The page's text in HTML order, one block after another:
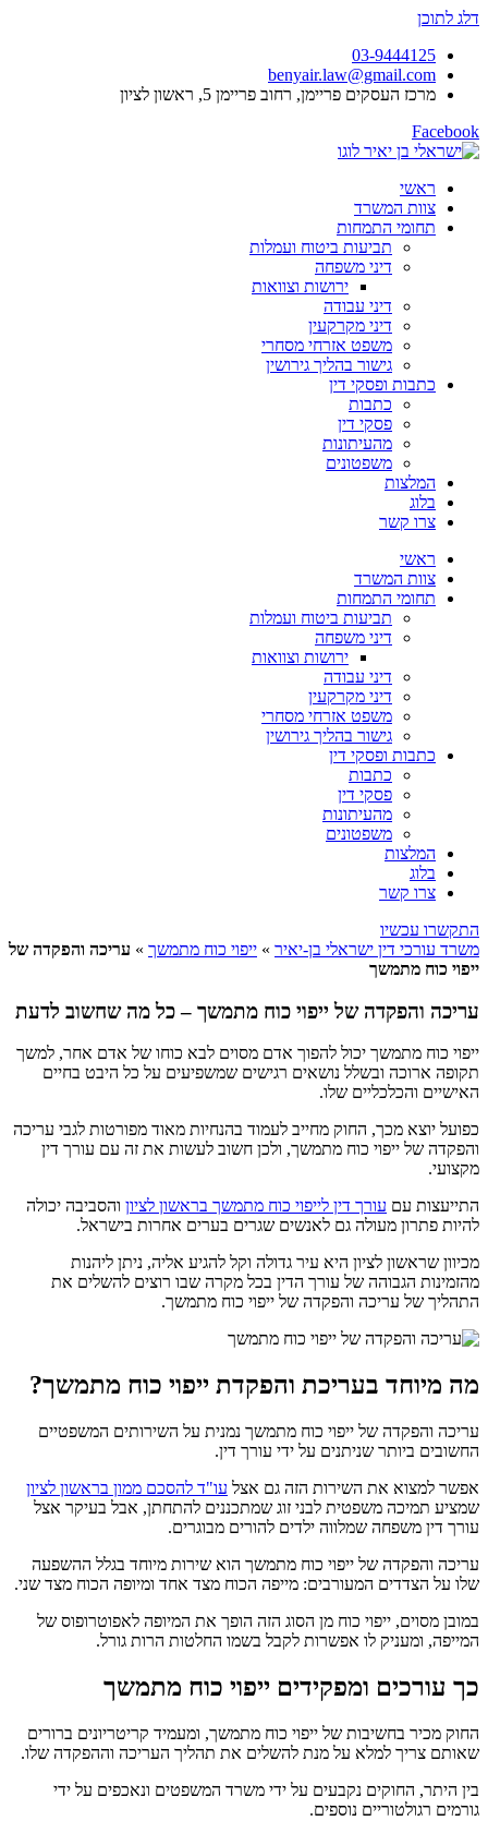
דלג לתוכן
03-9444125
benyair.law@gmail.com
מרכז העסקים פריימן, רחוב פריימן 5, ראשון לציון
Facebook
ראשי
צוות המשרד
תחומי התמחות
תביעות ביטוח ועמלות
דיני משפחה
ירושות וצוואות
דיני עבודה
דיני מקרקעין
משפט אזרחי מסחרי
גישור בהליך גירושין
כתבות ופסקי דין
כתבות
פסקי דין
מהעיתונות
משפטונים
המלצות
בלוג
צרו קשר
ראשי
צוות המשרד
תחומי התמחות
תביעות ביטוח ועמלות
דיני משפחה
ירושות וצוואות
דיני עבודה
דיני מקרקעין
משפט אזרחי מסחרי
גישור בהליך גירושין
כתבות ופסקי דין
כתבות
פסקי דין
מהעיתונות
משפטונים
המלצות
בלוג
צרו קשר
התקשרו עכשיו
משרד עורכי דין ישראלי בן-יאיר » ייפוי כוח מתמשך » עריכה והפקדה של
ייפוי כוח מתמשך
עריכה והפקדה של ייפוי כוח מתמשך – כל מה שחשוב לדעת
ייפוי כוח מתמשך יכול להפוך אדם מסוים לבא כוחו של אדם אחר, למשך
תקופה ארוכה ובשלל נושאים רגישים שמשפיעים על כל היבט בחיים
האישיים והכלכליים שלו.
כפועל יוצא מכך, החוק מחייב לעמוד בהנחיות מאוד מפורטות לגבי עריכה
והפקדה של ייפוי כוח מתמשך, ולכן חשוב לעשות את זה עם עורך דין
מקצועי.
התייעצות עם עורך דין לייפוי כוח מתמשך בראשון לציון והסביבה יכולה
להיות פתרון מעולה גם לאנשים שגרים בערים אחרות בישראל.
מכיוון שראשון לציון היא עיר גדולה וקל להגיע אליה, ניתן ליהנות
מהזמינות הגבוהה של עורך הדין בכל מקרה שבו רוצים להשלים את
התהליך של עריכה והפקדה של ייפוי כוח מתמשך.
מה מיוחד בעריכת והפקדת ייפוי כוח מתמשך?
עריכה והפקדה של ייפוי כוח מתמשך נמנית על השירותים המשפטיים
החשובים ביותר שניתנים על ידי עורך דין.
אפשר למצוא את השירות הזה גם אצל עו"ד להסכם ממון בראשון לציון
שמציע תמיכה משפטית לבני זוג שמתכננים להתחתן, אבל בעיקר אצל
עורך דין משפחה שמלווה ילדים להורים מבוגרים.
עריכה והפקדה של ייפוי כוח מתמשך הוא שירות מיוחד בגלל ההשפעה
שלו על הצדדים המעורבים: מייפה הכוח מצד אחד ומיופה הכוח מצד שני.
במובן מסוים, ייפוי כוח מן הסוג הזה הופך את המיופה לאפוטרופוס של
המייפה, ומעניק לו אפשרות לקבל בשמו החלטות הרות גורל.
כך עורכים ומפקידים ייפוי כוח מתמשך
החוק מכיר בחשיבות של ייפוי כוח מתמשך, ומעמיד קריטריונים ברורים
שאותם צריך למלא על מנת להשלים את תהליך העריכה וההפקדה שלו.
בין היתר, החוקים נקבעים על ידי משרד המשפטים ונאכפים על ידי
גורמים רגולטוריים נוספים.